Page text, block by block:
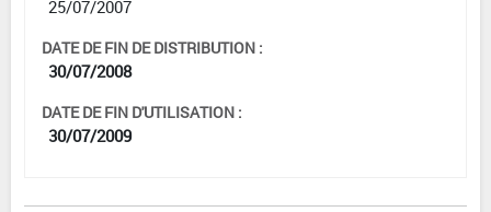
25/07/2007
DATE DE FIN DE DISTRIBUTION :
30/07/2008
DATE DE FIN D'UTILISATION :
30/07/2009